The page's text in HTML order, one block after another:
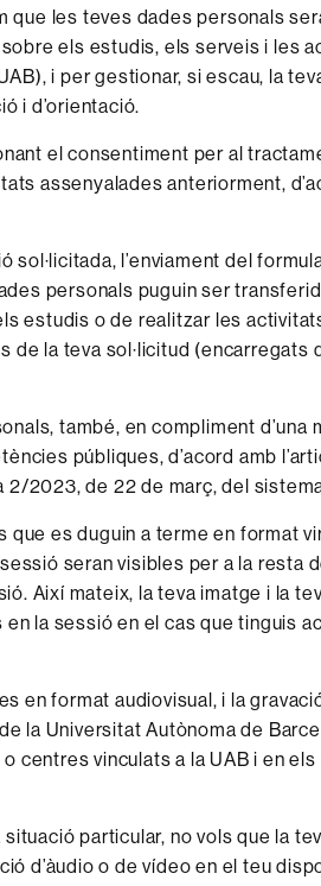
que les teves dades personals
els estudis, els serveis i les
i per gestionar, si escau, la
i d’orientació.
el consentiment per al
assenyalades anteriorment,
sol·licitada, l’enviament del
personals puguin ser
estudis o de realitzar les
de la teva sol·licitud (encarregats
també, en compliment d’una
públiques, d’acord amb
2/2023, de 22 de març, del
que es duguin a terme en format
seran visibles per a la resta
Així mateix, la teva imatge i la
la sessió en el cas que tinguis
en format audiovisual, i la
la Universitat Autònoma de
centres vinculats a la UAB i en
particular, no vols que la
d’àudio o de vídeo en el teu